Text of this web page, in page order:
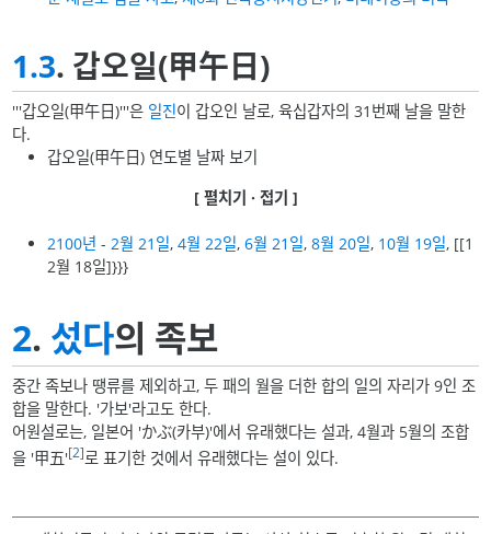
1.3. 갑오일(甲午日)
'''갑오일(甲午日)'''은 일진이 갑오인 날로, 육십갑자의 31번째 날을 말한
다.
갑오일(甲午日) 연도별 날짜 보기
[ 펼치기 · 접기 ]
2100년 -2월 21일,4월 22일,6월 21일,8월 20일, 10월 19일, [[1
2월 18일]}}}
2. 섰다의 족보
중간 족보나 땡류를 제외하고, 두 패의 월을 더한 합의 일의 자리가 9인 조
합을 말한다. '가보'라고도 한다.
어원설로는, 일본어 'かぶ(카부)'에서 유래했다는 설과, 4월과 5월의 조합
을 '甲五'[2]로 표기한 것에서 유래했다는 설이 있다.